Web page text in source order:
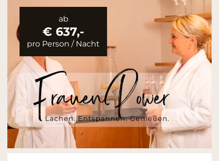
ab
€ 637,-
pro Person / Nacht